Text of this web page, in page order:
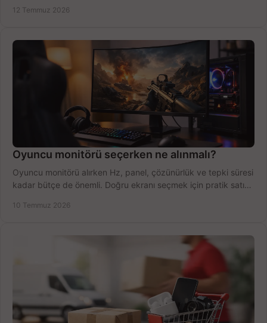
12 Temmuz 2026
Oyuncu monitörü seçerken ne alınmalı?
Oyuncu monitörü alırken Hz, panel, çözünürlük ve tepki süresi
kadar bütçe de önemli. Doğru ekranı seçmek için pratik satın
10 Temmuz 2026